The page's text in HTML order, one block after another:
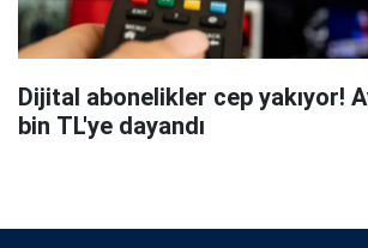
Dijital abonelikler cep yakıyor!
bin TL'ye dayandı